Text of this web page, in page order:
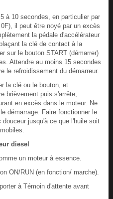
à 10 secondes, en particulier par
il peut être noyé par un excès
la pédale d'accélérateur
la clé de contact à la
sur le bouton START (démarrer)
Attendre au moins 15 secondes
le refroidissement du démarreur.
la clé ou le bouton, et
brièvement puis s'arrête,
en excès dans le moteur. Ne
démarrage. Faire fonctionner le
jusqu'à ce que l'huile soit
diesel
un moteur à essence.
ON/RUN (en fonction/ marche).
à Témoin d'attente avant